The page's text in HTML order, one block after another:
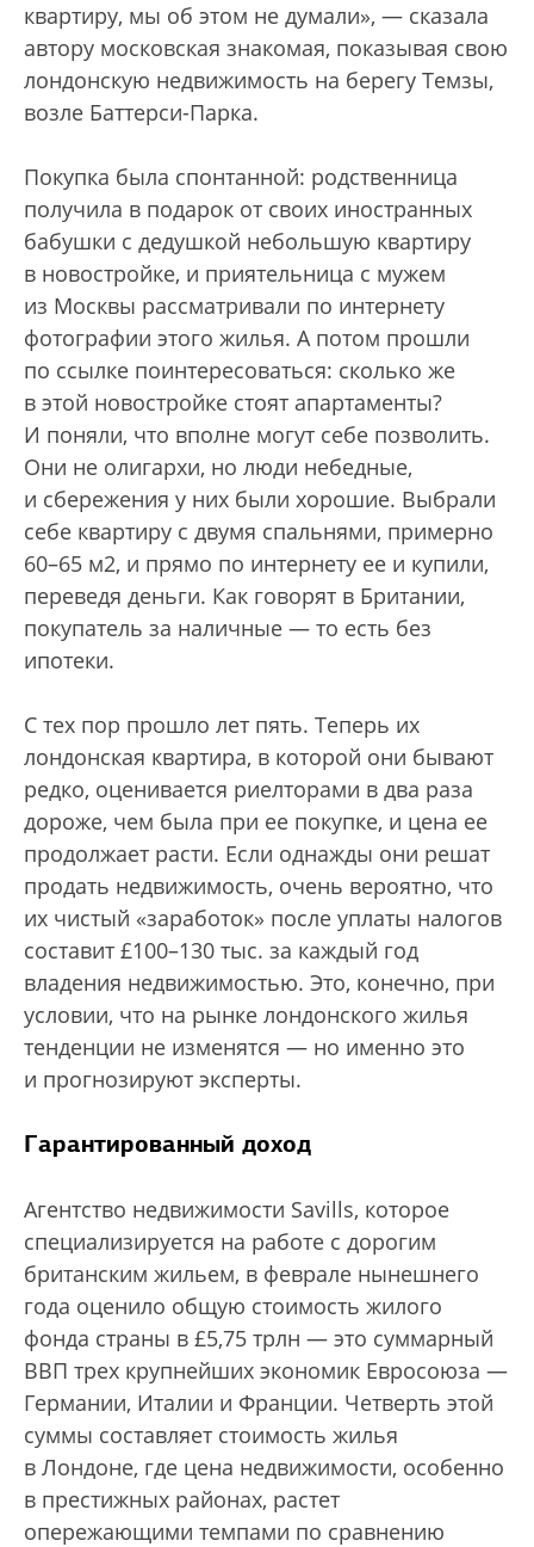
квартиру, мы об этом не думали», — сказала
автору московская знакомая, показывая свою
лондонскую недвижимость на берегу Темзы,
возле Баттерси-Парка.
Покупка была спонтанной: родственница
получила в подарок от своих иностранных
бабушки с дедушкой небольшую квартиру
в новостройке, и приятельница с мужем
из Москвы рассматривали по интернету
фотографии этого жилья. А потом прошли
по ссылке поинтересоваться: сколько же
в этой новостройке стоят апартаменты?
И поняли, что вполне могут себе позволить.
Они не олигархи, но люди небедные,
и сбережения у них были хорошие. Выбрали
себе квартиру с двумя спальнями, примерно
60–65 м2, и прямо по интернету ее и купили,
переведя деньги. Как говорят в Британии,
покупатель за наличные — то есть без
ипотеки.
С тех пор прошло лет пять. Теперь их
лондонская квартира, в которой они бывают
редко, оценивается риелторами в два раза
дороже, чем была при ее покупке, и цена ее
продолжает расти. Если однажды они решат
продать недвижимость, очень вероятно, что
их чистый «заработок» после уплаты налогов
составит £100–130 тыс. за каждый год
владения недвижимостью. Это, конечно, при
условии, что на рынке лондонского жилья
тенденции не изменятся — но именно это
и прогнозируют эксперты.
Гарантированный доход
Агентство недвижимости Savills, которое
специализируется на работе с дорогим
британским жильем, в феврале нынешнего
года оценило общую стоимость жилого
фонда страны в £5,75 трлн — это суммарный
ВВП трех крупнейших экономик Евросоюза —
Германии, Италии и Франции. Четверть этой
суммы составляет стоимость жилья
в Лондоне, где цена недвижимости, особенно
в престижных районах, растет
опережающими темпами по сравнению